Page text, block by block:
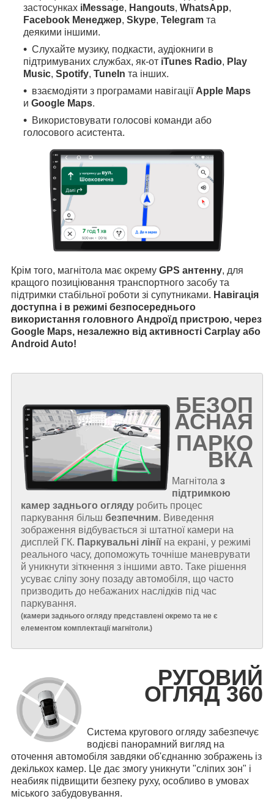
застосунках iMessage, Hangouts, WhatsApp,
Facebook Менеджер, Skype, Telegram та
деякими іншими.
Слухайте музику, подкасти, аудіокниги в
підтримуваних службах, як-от iTunes Radio, Play
Music, Spotify, TuneIn та інших.
взаємодіяти з програмами навігації Apple Maps
и Google Maps.
Використовувати голосові команди або
голосового асистента.
Крім того, магнітола має окрему GPS антенну, для
кращого позиціювання транспортного засобу та
підтримки стабільної роботи зі супутниками. Навігація
доступна і в режимі безпосереднього
використання головного Андроїд пристрою, через
Google Maps, незалежно від активності Carplay або
Android Auto!
БЕЗОП
АСНАЯ
ПАРКО
ВКА
Магнітола з
підтримкою
камер заднього огляду робить процес
паркування більш безпечним. Виведення
зображення відбувається зі штатної камери на
дисплей ГК. Паркувальні лінії на екрані, у режимі
реального часу, допоможуть точніше маневрувати
й уникнути зіткнення з іншими авто. Таке рішення
усуває сліпу зону позаду автомобіля, що часто
призводить до небажаних наслідків під час
паркування.
(камери заднього огляду представлені окремо та не є
елементом комплектації магнітоли.)
РУГОВИЙ
ОГЛЯД 360
Система кругового огляду забезпечує
водієві панорамний вигляд на
оточення автомобіля завдяки об'єднанню зображень із
декількох камер. Це дає змогу уникнути "сліпих зон" і
неабияк підвищити безпеку руху, особливо в умовах
міського забудовування.